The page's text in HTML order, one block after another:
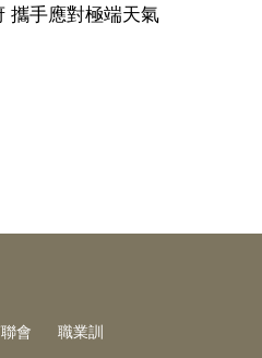
攜手應對極端天氣
會
職業訓